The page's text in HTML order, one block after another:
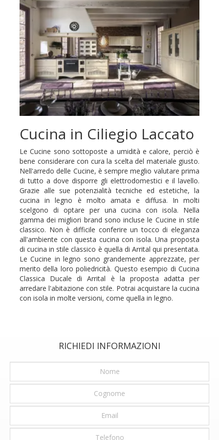
Cucina in Ciliegio Laccato
Le Cucine sono sottoposte a umidità e calore, perciò è
bene considerare con cura la scelta del materiale giusto.
Nell'arredo delle Cucine, è sempre meglio valutare prima
di tutto a dove disporre gli elettrodomestici e il lavello.
Grazie alle sue potenzialità tecniche ed estetiche, la
cucina in legno è molto amata e diffusa. In molti
scelgono di optare per una cucina con isola. Nella
gamma dei migliori brand sono incluse le Cucine in stile
classico. Non è difficile conferire un tocco di eleganza
all'ambiente con questa cucina con isola. Una proposta
di cucina in stile classico è quella di Arrital qui presentata.
Le Cucine in legno sono grandemente apprezzate, per
merito della loro poliedricità. Questo esempio di Cucina
Classica Ducale di Arrital è la proposta adatta per
arredare l'abitazione con stile. Potrai acquistare la cucina
con isola in molte versioni, come quella in legno.
RICHIEDI INFORMAZIONI